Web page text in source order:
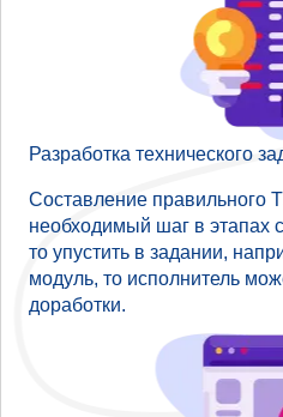
Разработка технического
Составление правильного
необходимый шаг в этапах
то упустить в задании,
модуль, то исполнитель
доработки.